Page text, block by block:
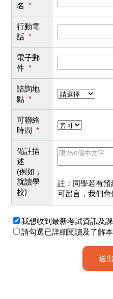
名 *
行動電
話 *
電子郵
件 *
諮詢地
點 *
可聯絡
時間 *
備註描
述
(例如，
就讀學
校)
註：同學若有
可留言，我們會
我想收到最新考試資訊及
請勾選已詳細閱讀及了解
送